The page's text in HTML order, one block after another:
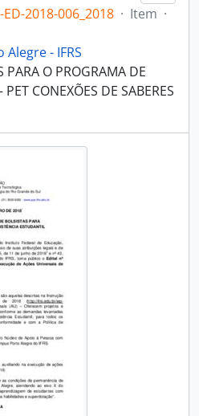
ED-2018-006_2018 · Item ·
- IFRS
PARA O PROGRAMA DE
CONEXÕES DE SABERES